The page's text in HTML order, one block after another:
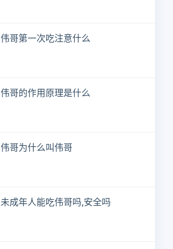
伟哥第一次吃注意什么
伟哥的作用原理是什么
伟哥为什么叫伟哥
未成年人能吃伟哥吗,安全吗